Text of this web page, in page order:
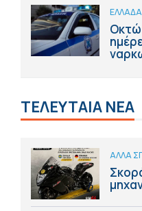
Οκτώ
ΤΕΛΕΥΤΑΙΑ ΝΕΑ
ΑΛΛΑ